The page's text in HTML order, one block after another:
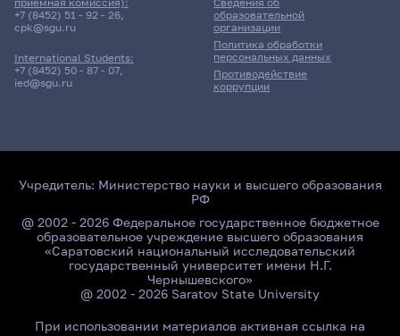
+7 (8452) 51 - 92 - 26,
cpk@sgu.ru
International Students:
+7 (8452) 50 - 87 - 07,
ied@sgu.ru
образовательной
организации
Политика обработки
персональных данных
Противодействие
коррупции
Учредитель: Министерство науки и высшего образования
РФ
@ 2002 - 2026 Федеральное государственное бюджетное
образовательное учреждение высшего образования
«Саратовский национальный исследовательский
государственный университет имени Н.Г.
Чернышевского»
@ 2002 - 2026 Saratov State University
При использовании материалов активная ссылка на